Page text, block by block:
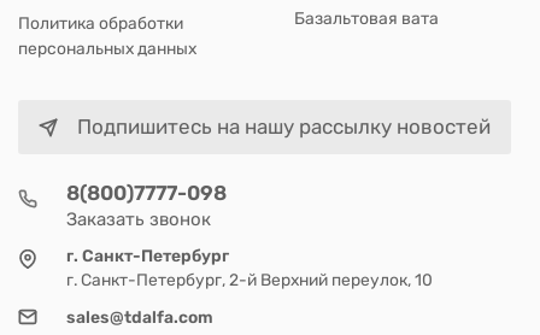
Политика обработки
персональных данных
Базальтовая вата
Подпишитесь на нашу рассылку новостей
8(800)7777-098
Заказать звонок
г. Санкт-Петербург
г. Санкт-Петербург, 2-й Верхний переулок, 10
sales@tdalfa.com